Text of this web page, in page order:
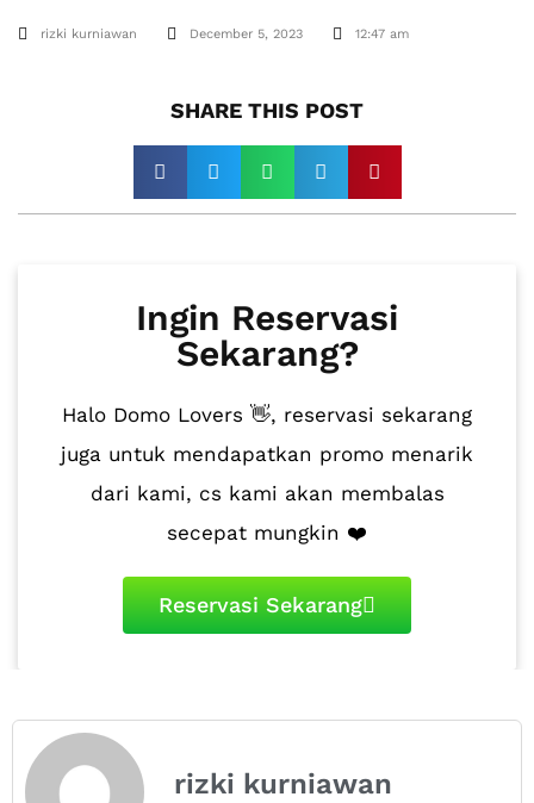
rizki kurniawan December 5, 2023 12:47 am
SHARE THIS POST​
Ingin Reservasi
Sekarang?
Halo Domo Lovers 👋, reservasi sekarang
juga untuk mendapatkan promo menarik
dari kami, cs kami akan membalas
secepat mungkin ❤️
Reservasi Sekarang
rizki kurniawan